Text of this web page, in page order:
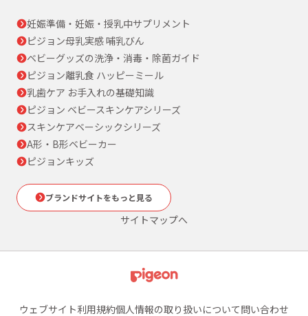
妊娠準備・妊娠・授乳中サプリメント
ピジョン母乳実感 哺乳びん
ベビーグッズの洗浄・消毒・除菌ガイド
ピジョン離乳食 ハッピーミール
乳歯ケア お手入れの基礎知識
ピジョン ベビースキンケアシリーズ
スキンケアベーシックシリーズ
A形・B形ベビーカー
ピジョンキッズ
ブランドサイトをもっと見る
サイトマップへ
ウェブサイト利用規約個人情報の取り扱いについて問い合わせ